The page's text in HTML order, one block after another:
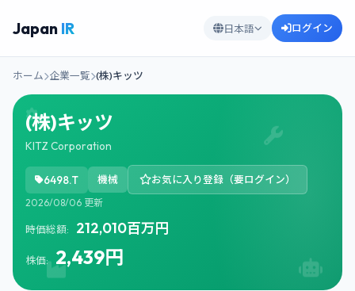
Japan IR 日本語 ログイン
ホーム 企業一覧 (株)キッツ
(株)キッツ
KITZ Corporation
6498.T 機械 お気に入り登録（要ログイン）
2026/08/06 更新
時価総額: 212,010百万円
株価: 2,439円